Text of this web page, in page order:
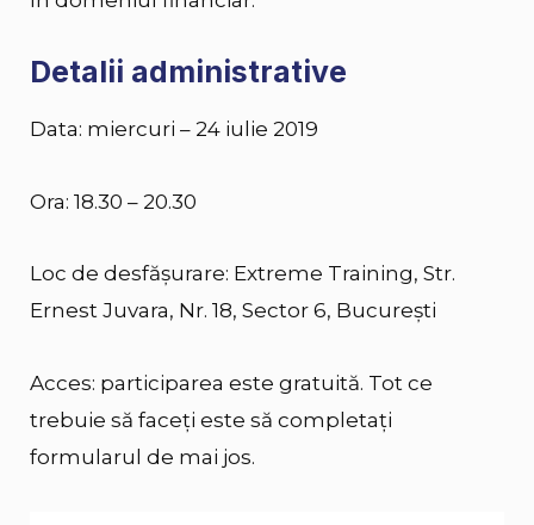
Detalii administrative
Data: miercuri – 24 iulie 2019
Ora: 18.30 – 20.30
Loc de desfășurare: Extreme Training, Str.
Ernest Juvara, Nr. 18, Sector 6, București
Acces: participarea este gratuită. Tot ce
trebuie să faceți este să completați
formularul de mai jos.